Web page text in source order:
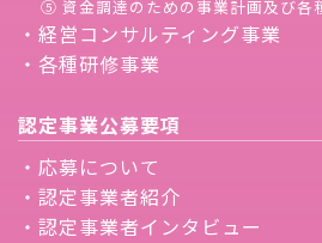
⑤ 資金調達のための事業計画及び各
・経営コンサルティング事業
・各種研修事業
認定事業公募要項
・応募について
・認定事業者紹介
・認定事業者インタビュー